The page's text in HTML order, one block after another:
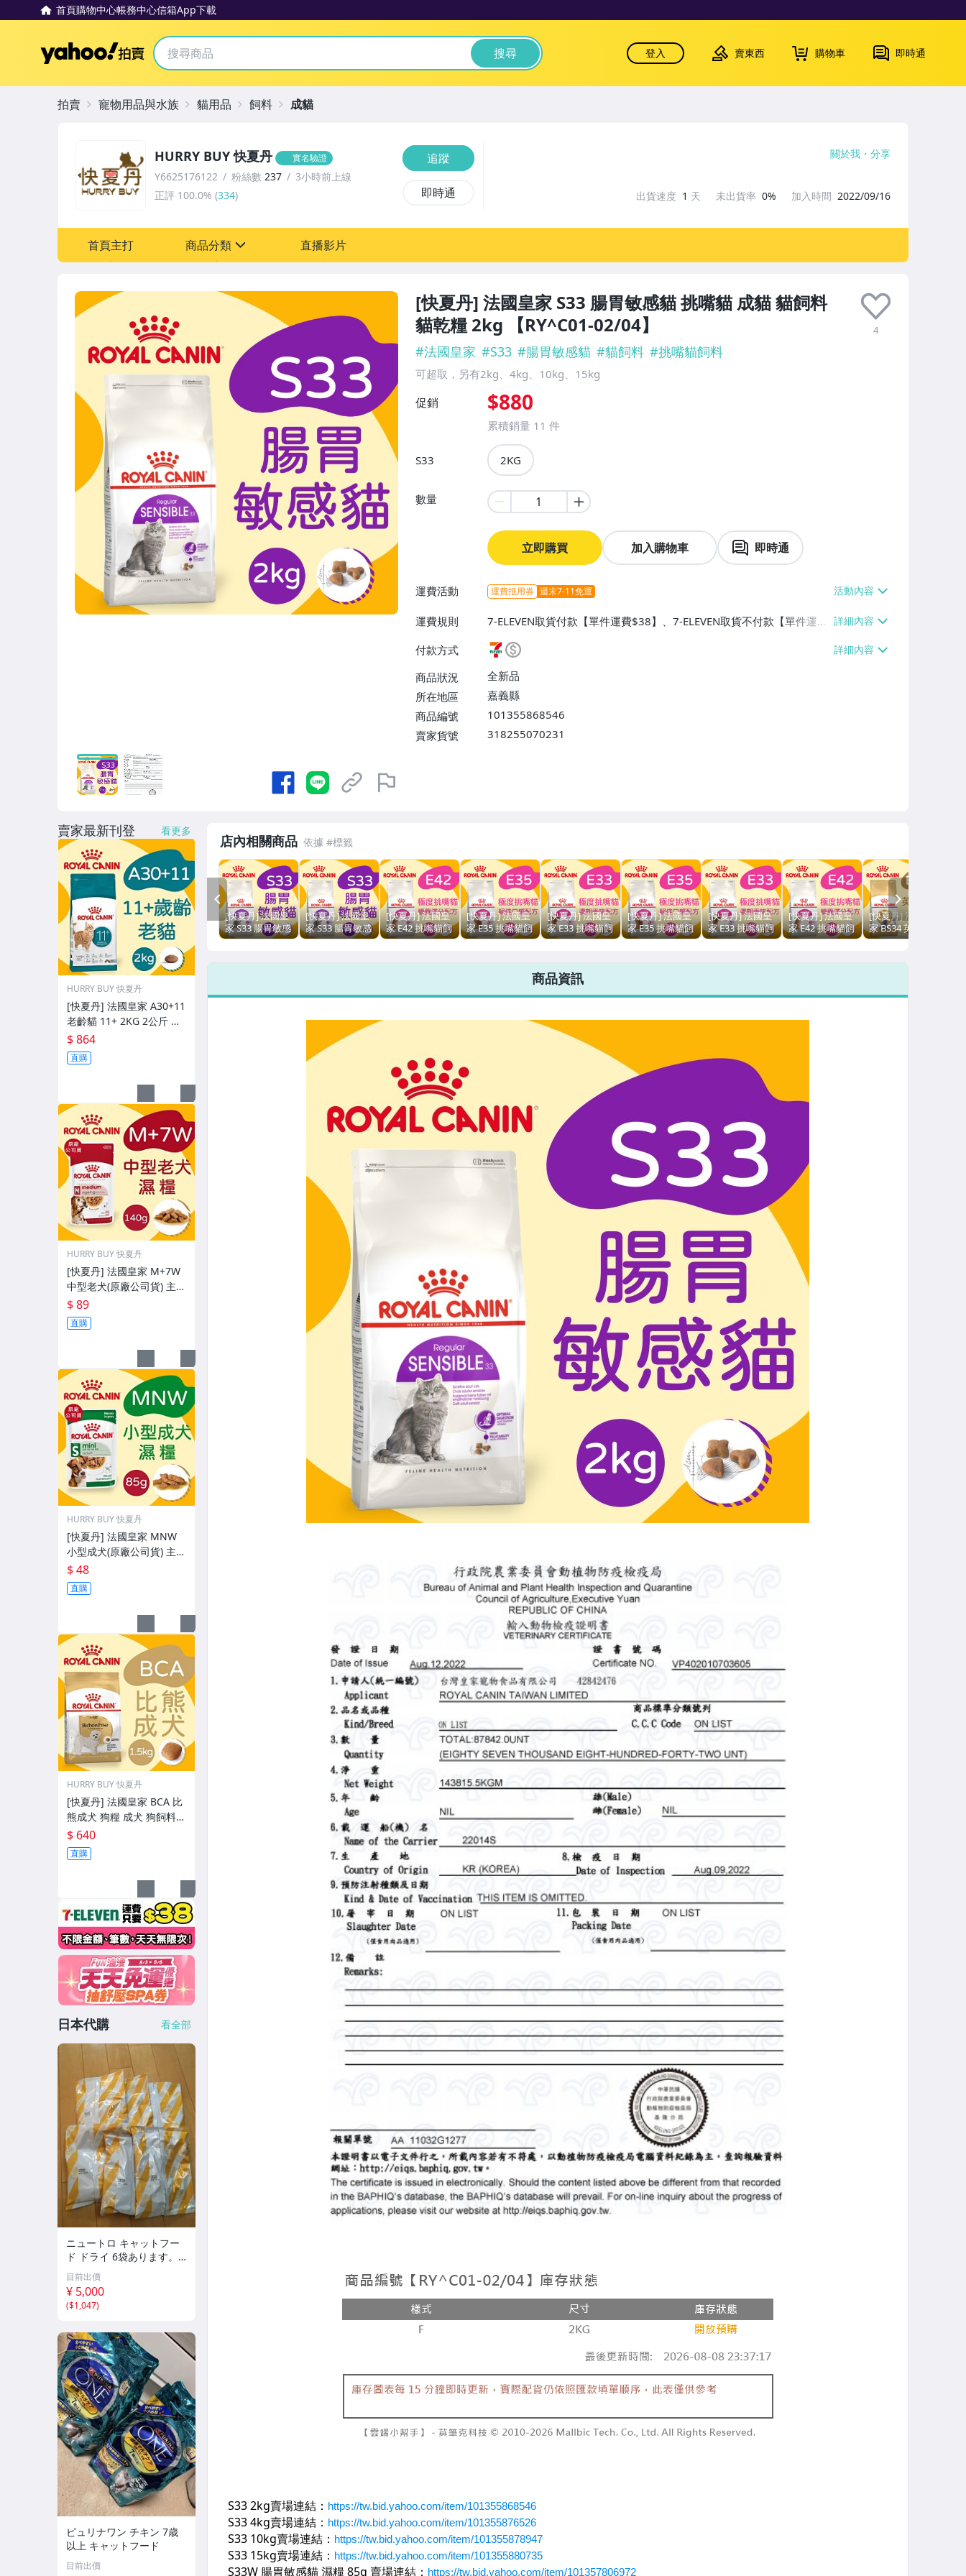
首頁購物中心帳務中心信箱App下載
Yahoo拍賣 搜尋 登入 賣東西 購物車 即時通
[快夏丹] 法國皇家 S33 腸胃敏感貓 挑嘴貓 成貓 貓飼料
貓乾糧 2kg 【RY^C01-02/04】
4
#法國皇家 #S33 #腸胃敏感貓 #貓飼料 #挑嘴貓飼料
可超取，另有2kg、4kg、10kg、15kg
促銷 $880
累積銷量 11 件
S33 2KG
數量
立即購買 加入購物車 即時通
運費活動 運費抵用券 週末7-11免運
運費規則
7-ELEVEN取貨付款【單件運費$38】、7-ELEVEN取貨不付款【單件運費
$38】、宅配/貨運【單件運費$100】、離島配送【單件運費$160】
付款方式
商品狀況
全新品
所在地區
嘉義縣
商品編號
101355868546
賣家貨號
318255070231
HURRY BUY 快夏丹 實名驗證
Y6625176122 粉絲數 237
3小時前上線
正評 100.0% (334)
追蹤
即時通
關於我 分享
出貨速度 1 天 未出貨率 0% 加入時間 2022/09/16
首頁主打 商品分類 直播影片
拍賣 寵物用品與水族 貓用品 飼料 成貓
店內相關商品
[快夏丹] 法國皇
家 S33 腸胃敏感
貓 挑嘴貓 成貓
4kg 【RY^C01-
[快夏丹] 法國皇
家 S33 腸胃敏感
貓 挑嘴貓 成貓
10kg 【RY^C01-
[快夏丹] 法國皇
家 E42 挑嘴貓飼
料 營養滿分 2kg
18/01】
[快夏丹] 法國皇
家 E35 挑嘴貓飼
料 絕佳口感 2kg
09/02】
[快夏丹] 法國皇
家 E33 挑嘴貓飼
料 濃郁香味 4kg
17/02】
[快夏丹] 法國皇
家 E35 挑嘴貓飼
料 絕佳口感 4kg
09/01】
[快夏丹] 法國皇
家 E33 挑嘴貓飼
料 濃郁香味 2kg
17/01】
[快夏丹] 法國皇
家 E42 挑嘴貓飼
料 營養滿分 4kg
18/02】
[快夏丹] 法國皇
家 BS34 英國短
毛成貓 英短 4kg
【RY^C01-
PREV
商品資訊
賣家最新刊登 看更多
HURRY BUY 快夏丹
[快夏丹] 法國皇家 A30+11
老齡貓 11+ 2KG 2公斤 老
貓 貓飼料 熟齡貓 【RY^C0
1-25/01】
$ 864
直購
HURRY BUY 快夏丹
[快夏丹] 法國皇家 M+7W
中型老犬(原廠公司貨) 主食
濕糧 成犬 濕糧 140g 【RY
^D04-13/01】
$ 89
直購
HURRY BUY 快夏丹
[快夏丹] 法國皇家 MNW
小型成犬(原廠公司貨) 主食
濕糧 小型犬 成犬 濕糧 85
g 【RY^D04-11/01】
$ 48
直購
HURRY BUY 快夏丹
[快夏丹] 法國皇家 BCA 比
熊成犬 狗糧 成犬 狗飼料
狗乾糧 1.5kg 【RY^D01-4
8/01】
$ 640
直購
日本代購 看全部
ニュートロ キャットフー
ド ドライ 6袋あります。
期限は2027年3月31日
目前出價
¥ 5,000
($1,047)
ピュリナワン チキン 7歳
以上 キャットフード
目前出價